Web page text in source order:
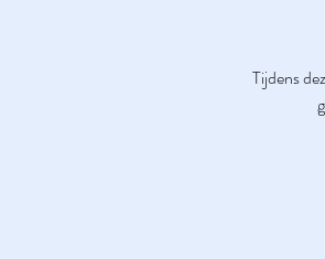
Tijdens